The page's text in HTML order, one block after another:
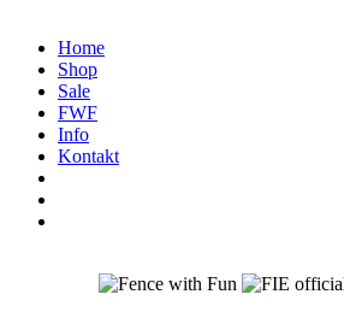
Home
Shop
Sale
FWF
Info
Kontakt